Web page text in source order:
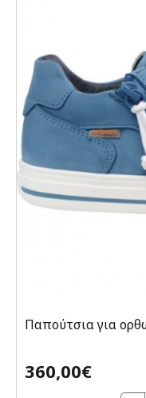
Παπούτσια για
360,00€